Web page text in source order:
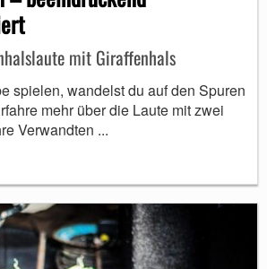
mit Giraffenhals
spielen, wandelst du auf den Spuren
mehr über die Laute mit zwei
Verwandten ...